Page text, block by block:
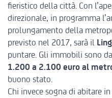
fieristico della città. Con
direzionale, in programma
prolungamento della
previsto nel 2017, sarà il
puntare. Gli immobili sono
1.200 a 2.100 euro al
buono stato.
Chi invece sogna di abitare